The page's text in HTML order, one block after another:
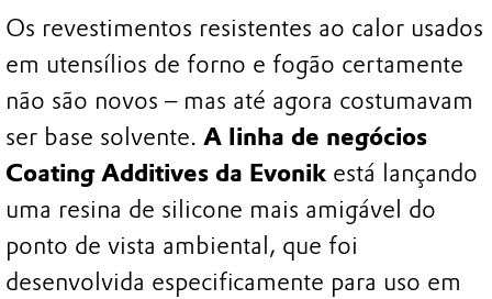
Os revestimentos resistentes ao calor usados
em utensílios de forno e fogão certamente
não são novos – mas até agora costumavam
ser base solvente. A linha de negócios
Coating Additives da Evonik está lançando
uma resina de silicone mais amigável do
ponto de vista ambiental, que foi
desenvolvida especificamente para uso em